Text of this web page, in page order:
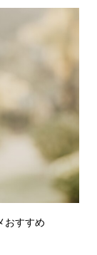
おすすめ